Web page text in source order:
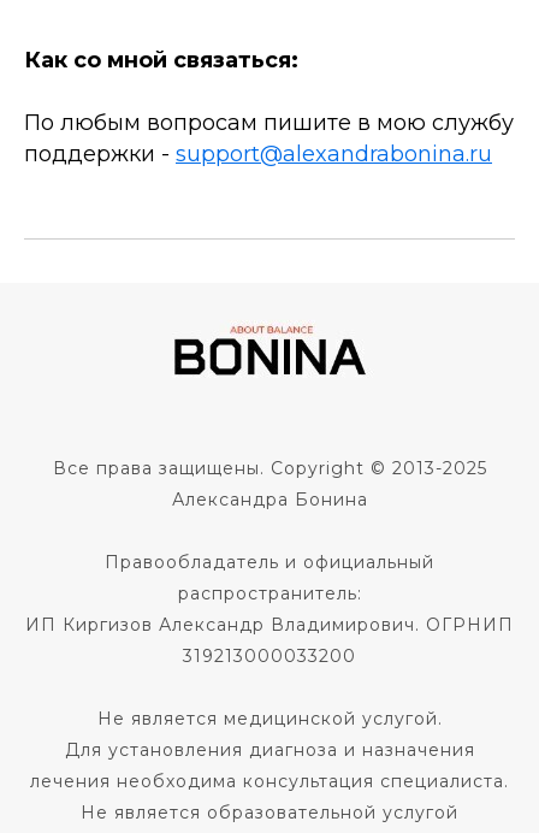
Как со мной связаться:
По любым вопросам пишите в мою службу
поддержки - support@alexandrabonina.ru
Все права защищены. Copyright © 2013-2025
Александра Бонина
Правообладатель и официальный
распространитель:
ИП Киргизов Александр Владимирович. ОГРНИП
319213000033200
Не является медицинской услугой.
Для установления диагноза и назначения
лечения необходима консультация специалиста.
Не является образовательной услугой